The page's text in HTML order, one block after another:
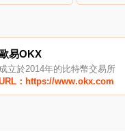
易OKX
成立於2014年的比特幣交易所
：https://www.okx.com